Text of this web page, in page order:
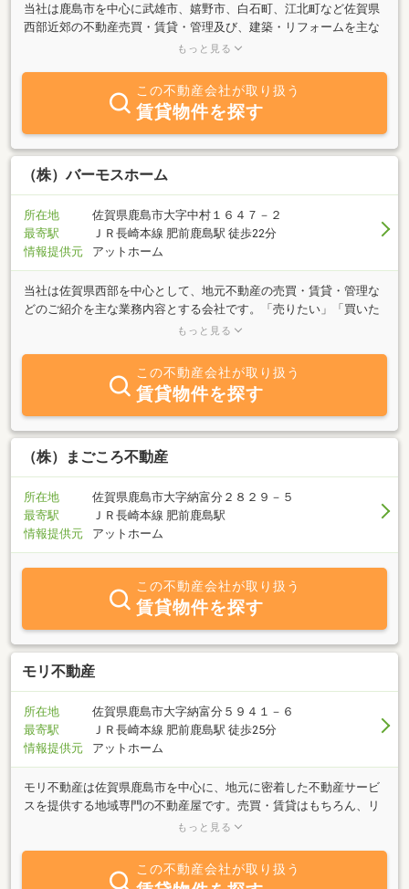
当社は鹿島市を中心に武雄市、嬉野市、白石町、江北町など佐賀県
西部近郊の不動産売買・賃貸・管理及び、建築・リフォームを主な
業務内容としています。普段なかなか聞きにくい「借りるのと買う
質問や、入居後の「水の出が悪い」「扉がうまく閉まらない」など
アフターまで、建築士がいる不動産屋さんならではの対応を親切・
丁寧にさせていただきます。お電話でもメールでも結構ですので、
まずはお気軽にご相談下さい。ご連絡お待ちしております。
もっと見る
この不動産会社が取り扱う
賃貸物件を探す
（株）バーモスホーム
所在地
佐賀県鹿島市大字中村１６４７－２
最寄駅
ＪＲ長崎本線 肥前鹿島駅 徒歩22分
情報提供元
アットホーム
当社は佐賀県西部を中心として、地元不動産の売買・賃貸・管理な
どのご紹介を主な業務内容とする会社です。「売りたい」「買いた
い」「借りたい」ご希望の方は、不動産に関する質問は何でもお気
ーディな対応を心掛けております。
もっと見る
この不動産会社が取り扱う
賃貸物件を探す
（株）まごころ不動産
所在地
佐賀県鹿島市大字納富分２８２９－５
最寄駅
ＪＲ長崎本線 肥前鹿島駅
情報提供元
アットホーム
この不動産会社が取り扱う
賃貸物件を探す
モリ不動産
所在地
佐賀県鹿島市大字納富分５９４１－６
最寄駅
ＪＲ長崎本線 肥前鹿島駅 徒歩25分
情報提供元
アットホーム
モリ不動産は佐賀県鹿島市を中心に、地元に密着した不動産サービ
スを提供する地域専門の不動産屋です。売買・賃貸はもちろん、リ
フォームや不動産買取までワンストップ対応。地元の相場に精通し
却」「安心の住まいづくり」をサポートします。初めての方もお気
軽にご相談ください。
もっと見る
この不動産会社が取り扱う